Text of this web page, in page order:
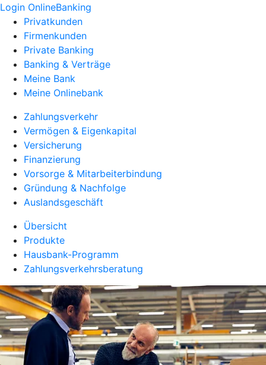
Login OnlineBanking
Privatkunden
Firmenkunden
Private Banking
Banking & Verträge
Meine Bank
Meine Onlinebank
Zahlungsverkehr
Vermögen & Eigenkapital
Versicherung
Finanzierung
Vorsorge & Mitarbeiterbindung
Gründung & Nachfolge
Auslandsgeschäft
Übersicht
Produkte
Hausbank-Programm
Zahlungsverkehrsberatung